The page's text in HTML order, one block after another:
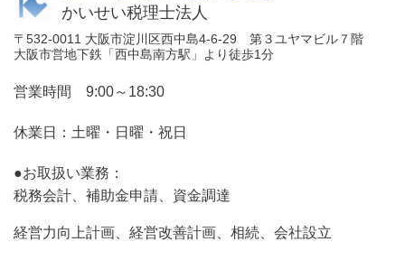
かいせい税理士法人
〒532-0011 大阪市淀川区西中島4-6-29 第３ユヤマビル７階
大阪市営地下鉄「西中島南方駅」より徒歩1分
営業時間 9:00～18:30
休業日：土曜・日曜・祝日
●お取扱い業務：
税務会計、補助金申請、資金調達
経営力向上計画、経営改善計画、相続、会社設立